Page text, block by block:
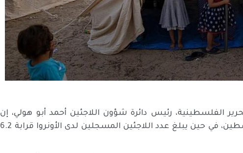
الفلسطينية، رئيس دائرة شؤون اللاجئين أحمد أبو هولي، إن
اللاجئين يمثلون 42% من سكان دولة فلسطين، في حين يبلغ عدد اللاجئين المسجلين لدى الأونروا قرابة 6.2